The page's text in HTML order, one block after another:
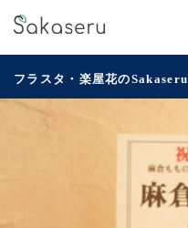
フラスタ・楽屋花のSakaseru